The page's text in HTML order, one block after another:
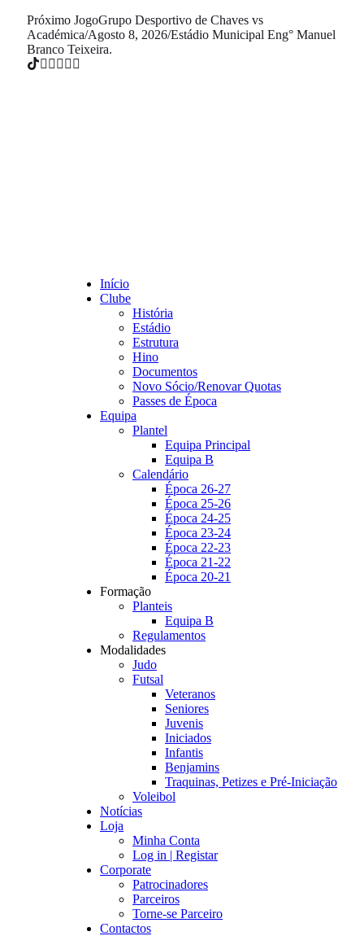
Próximo JogoGrupo Desportivo de Chaves vs
Académica/Agosto 8, 2026/Estádio Municipal Eng° Manuel
Branco Teixeira.
Início
Clube
História
Estádio
Estrutura
Hino
Documentos
Novo Sócio/Renovar Quotas
Passes de Época
Equipa
Plantel
Equipa Principal
Equipa B
Calendário
Época 26-27
Época 25-26
Época 24-25
Época 23-24
Época 22-23
Época 21-22
Época 20-21
Formação
Planteis
Equipa B
Regulamentos
Modalidades
Judo
Futsal
Veteranos
Seniores
Juvenis
Iniciados
Infantis
Benjamins
Traquinas, Petizes e Pré-Iniciação
Voleibol
Notícias
Loja
Minha Conta
Log in | Registar
Corporate
Patrocinadores
Parceiros
Torne-se Parceiro
Contactos